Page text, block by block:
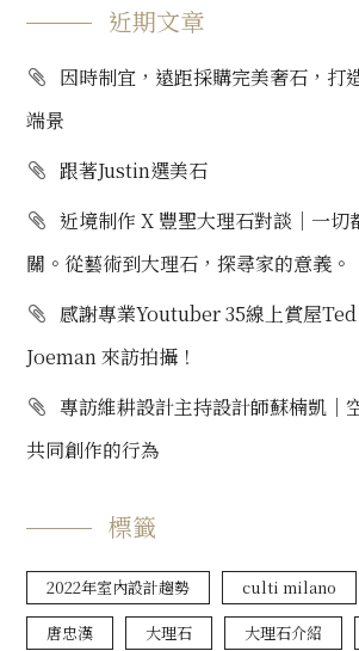
近期文章
因時制宜，遠距採購完美奢石，打
端景
跟著Justin選美石
近境制作 X 豐聖大理石對談｜一切
關。從藝術到大理石，探尋家的意義。
感謝專業Youtuber 35線上賞屋
Joeman 來訪拍攝！
專訪維耕設計主持設計師蘇楠凱｜
共同創作的行為
標籤
2022年室內設計趨勢 culti milano
唐忠漢
大理石 大理石介紹